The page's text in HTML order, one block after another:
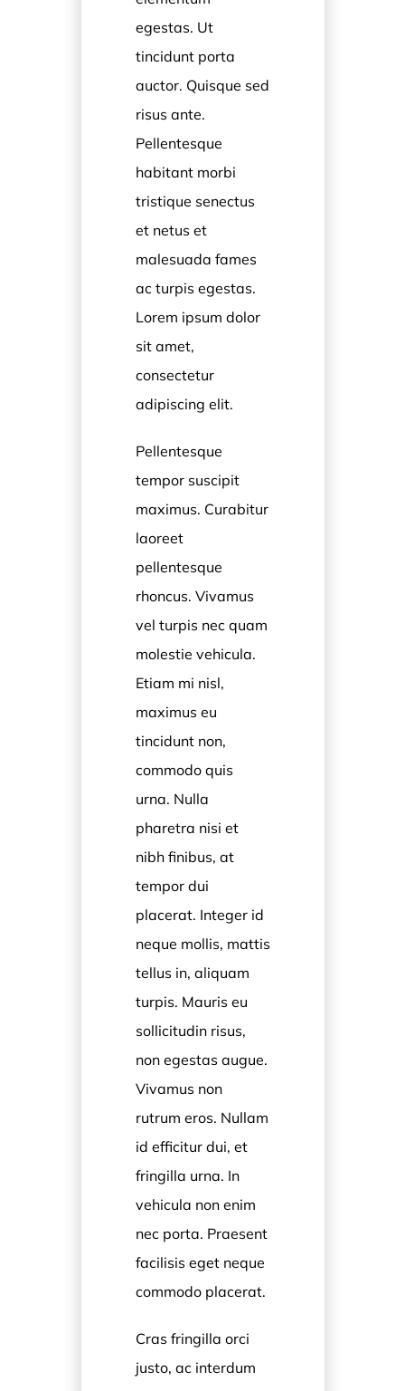
egestas. Ut
tincidunt porta
auctor. Quisque sed
risus ante.
Pellentesque
habitant morbi
tristique senectus
et netus et
malesuada fames
ac turpis egestas.
Lorem ipsum dolor
sit amet,
consectetur
adipiscing elit.
Pellentesque
tempor suscipit
maximus. Curabitur
laoreet
pellentesque
rhoncus. Vivamus
vel turpis nec quam
molestie vehicula.
Etiam mi nisl,
maximus eu
tincidunt non,
commodo quis
urna. Nulla
pharetra nisi et
nibh finibus, at
tempor dui
placerat. Integer id
neque mollis, mattis
tellus in, aliquam
turpis. Mauris eu
sollicitudin risus,
non egestas augue.
Vivamus non
rutrum eros. Nullam
id efficitur dui, et
fringilla urna. In
vehicula non enim
nec porta. Praesent
facilisis eget neque
commodo placerat.
Cras fringilla orci
justo, ac interdum